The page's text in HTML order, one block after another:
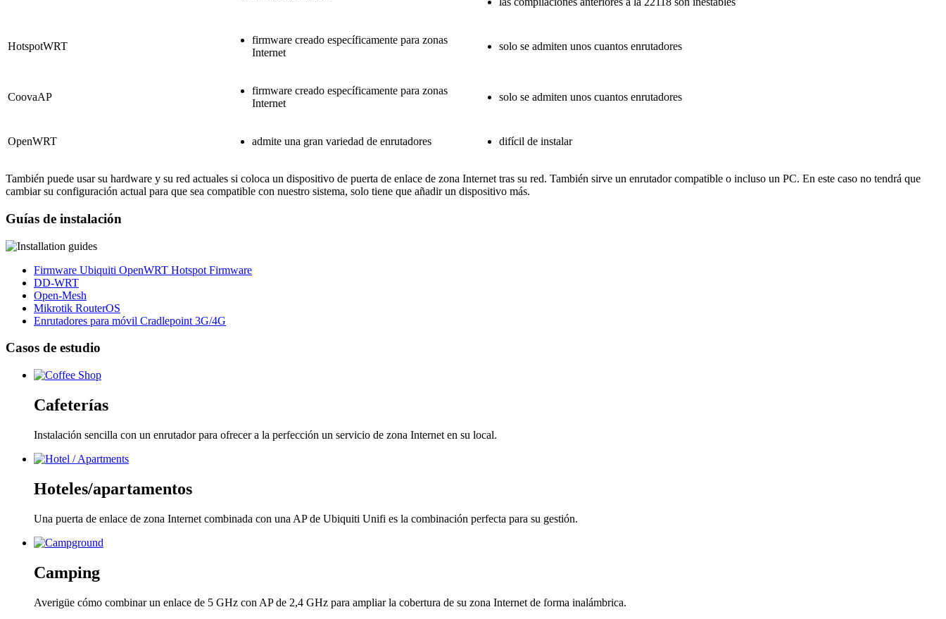
HotspotWRT
firmware creado específicamente para zonas
Internet
solo se admiten unos cuantos enrutadores
CoovaAP
firmware creado específicamente para zonas
Internet
solo se admiten unos cuantos enrutadores
OpenWRT admite una gran variedad de enrutadores difícil de instalar
También puede usar su hardware y su red actuales si coloca un dispositivo de puerta de enlace de zona Internet tras su red. También sirve un enrutador compatible o incluso un PC. En este caso no tendrá que
cambiar su configuración actual para que sea compatible con nuestro sistema, solo tiene que añadir un dispositivo más.
Guías de instalación
Firmware Ubiquiti OpenWRT Hotspot Firmware
DD-WRT
Open-Mesh
Mikrotik RouterOS
Enrutadores para móvil Cradlepoint 3G/4G
Casos de estudio
Cafeterías
Instalación sencilla con un enrutador para ofrecer a la perfección un servicio de zona Internet en su local.
Hoteles/apartamentos
Una puerta de enlace de zona Internet combinada con una AP de Ubiquiti Unifi es la combinación perfecta para su gestión.
Camping
Averigüe cómo combinar un enlace de 5 GHz con AP de 2,4 GHz para ampliar la cobertura de su zona Internet de forma inalámbrica.